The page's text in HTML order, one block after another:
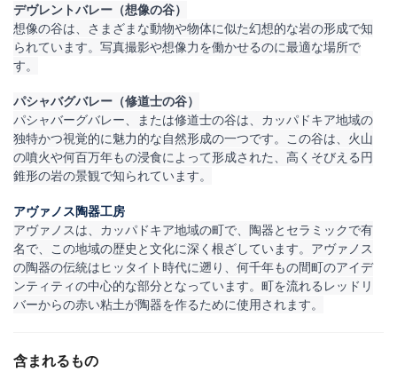
デヴレントバレー（想像の谷）
想像の谷は、さまざまな動物や物体に似た幻想的な岩の形成で知
られています。写真撮影や想像力を働かせるのに最適な場所で
す。
パシャバグバレー（修道士の谷）
パシャバーグバレー、または修道士の谷は、カッパドキア地域の
独特かつ視覚的に魅力的な自然形成の一つです。この谷は、火山
の噴火や何百万年もの浸食によって形成された、高くそびえる円
錐形の岩の景観で知られています。
アヴァノス陶器工房
アヴァノスは、カッパドキア地域の町で、陶器とセラミックで有
名で、この地域の歴史と文化に深く根ざしています。アヴァノス
の陶器の伝統はヒッタイト時代に遡り、何千年もの間町のアイデ
ンティティの中心的な部分となっています。町を流れるレッドリ
バーからの赤い粘土が陶器を作るために使用されます。
含まれるもの